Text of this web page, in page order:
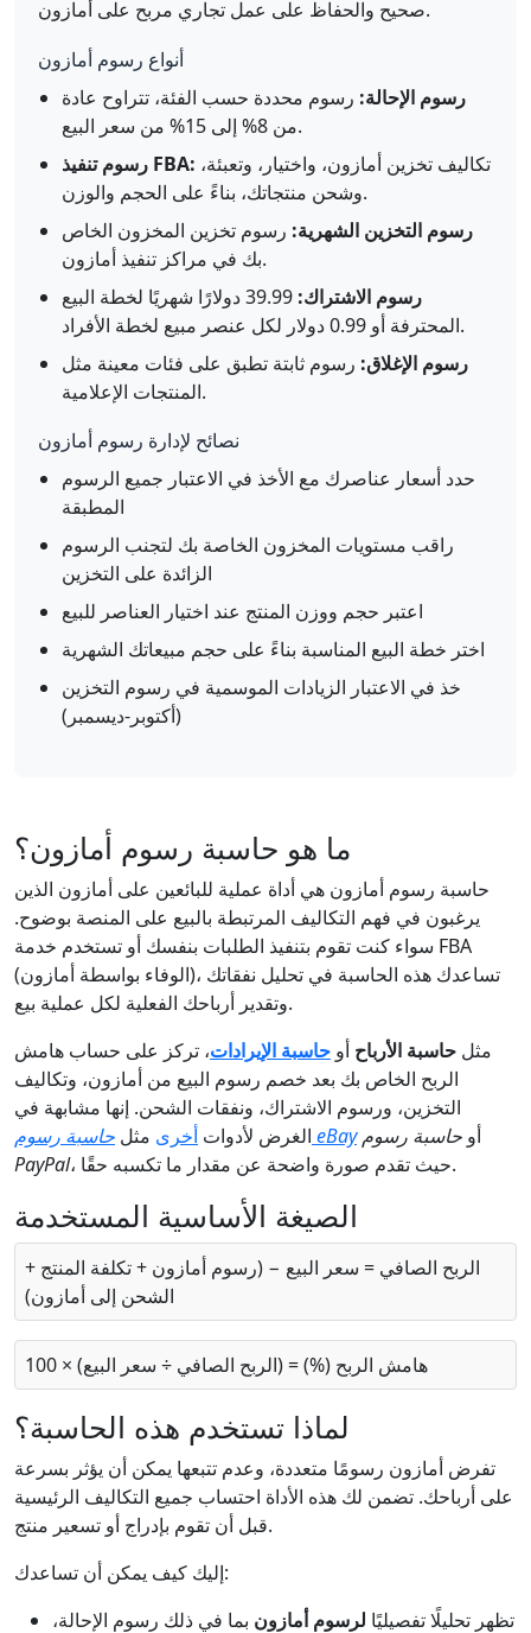
صحيح والحفاظ على عمل تجاري مربح على أمازون.
أنواع رسوم أمازون
رسوم الإحالة: رسوم محددة حسب الفئة، تتراوح عادة
من 8% إلى 15% من سعر البيع.
رسوم تنفيذ FBA:
وشحن منتجاتك، بناءً على الحجم والوزن.
رسوم التخزين الشهرية: رسوم تخزين المخزون الخاص
بك في مراكز تنفيذ أمازون.
رسوم الاشتراك:
39.99 دولارًا شهريًا لخطة البيع
المحترفة أو 0.99 دولار لكل عنصر مبيع لخطة الأفراد.
رسوم الإغلاق: رسوم ثابتة تطبق على فئات معينة مثل
المنتجات الإعلامية.
نصائح لإدارة رسوم أمازون
حدد أسعار عناصرك مع الأخذ في الاعتبار جميع الرسوم
المطبقة
راقب مستويات المخزون الخاصة بك لتجنب الرسوم
الزائدة على التخزين
اعتبر حجم ووزن المنتج عند اختيار العناصر للبيع
اختر خطة البيع المناسبة بناءً على حجم مبيعاتك الشهرية
خذ في الاعتبار الزيادات الموسمية في رسوم التخزين
(أكتوبر-ديسمبر)
ما هو حاسبة رسوم أمازون؟
حاسبة رسوم أمازون هي أداة عملية للبائعين على أمازون الذين
يرغبون في فهم التكاليف المرتبطة بالبيع على المنصة بوضوح.
سواء كنت تقوم بتنفيذ الطلبات بنفسك أو تستخدم خدمة FBA
(الوفاء بواسطة أمازون)، تساعدك هذه الحاسبة في تحليل نفقاتك
وتقدير أرباحك الفعلية لكل عملية بيع.
مثل حاسبة الأرباح أو حاسبة الإيرادات، تركز على حساب هامش
الربح الخاص بك بعد خصم رسوم البيع من أمازون، وتكاليف
التخزين، ورسوم الاشتراك، ونفقات الشحن. إنها مشابهة في
الغرض لأدوات أخرى مثل حاسبة رسوم eBay أو حاسبة رسوم
PayPal
، حيث تقدم صورة واضحة عن مقدار ما تكسبه حقًا.
الصيغة الأساسية المستخدمة
الربح الصافي = سعر البيع − (رسوم أمازون + تكلفة المنتج +
الشحن إلى أمازون)
هامش الربح (%) = (الربح الصافي ÷ سعر البيع) × 100
لماذا تستخدم هذه الحاسبة؟
تفرض أمازون رسومًا متعددة، وعدم تتبعها يمكن أن يؤثر بسرعة
على أرباحك. تضمن لك هذه الأداة احتساب جميع التكاليف الرئيسية
قبل أن تقوم بإدراج أو تسعير منتج.
إليك كيف يمكن أن تساعدك:
تظهر تحليلًا تفصيليًا لرسوم أمازون بما في ذلك رسوم الإحالة،